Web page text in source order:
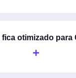
fica otimizado para